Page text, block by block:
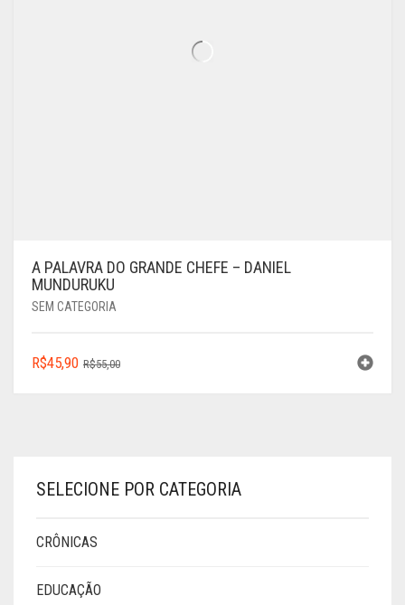
A PALAVRA DO GRANDE CHEFE – DANIEL
MUNDURUKU
SEM CATEGORIA
R$55,00O
R$45,90
O
SELECIONE POR CATEGORIA
CRÔNICAS
EDUCAÇÃO